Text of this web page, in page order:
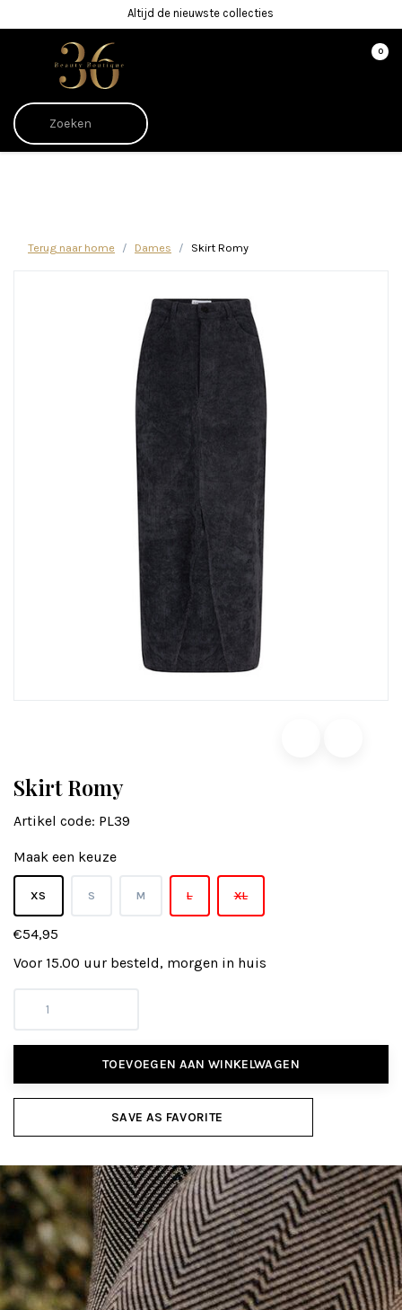
Altijd de nieuwste collecties
0
Terug naar home Dames Skirt Romy
Skirt Romy
Artikel code: PL39
Maak een keuze
XS S M L XL
€54,95
Voor 15.00 uur besteld, morgen in huis
TOEVOEGEN AAN WINKELWAGEN
SAVE AS FAVORITE